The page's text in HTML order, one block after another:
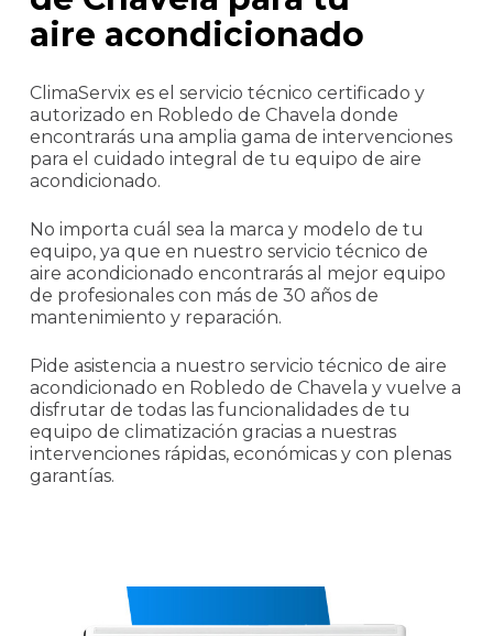
aire acondicionado
ClimaServix es el servicio técnico certificado y
autorizado en Robledo de Chavela donde
encontrarás una amplia gama de intervenciones
para el cuidado integral de tu equipo de aire
acondicionado.
No importa cuál sea la marca y modelo de tu
equipo, ya que en nuestro servicio técnico de
aire acondicionado encontrarás al mejor equipo
de profesionales con más de 30 años de
mantenimiento y reparación.
Pide asistencia a nuestro servicio técnico de aire
acondicionado en Robledo de Chavela y vuelve a
disfrutar de todas las funcionalidades de tu
equipo de climatización gracias a nuestras
intervenciones rápidas, económicas y con plenas
garantías.